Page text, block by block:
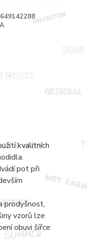
kvalitních
pot při
prodyšnost,
vzorů lze
obuvi šířce